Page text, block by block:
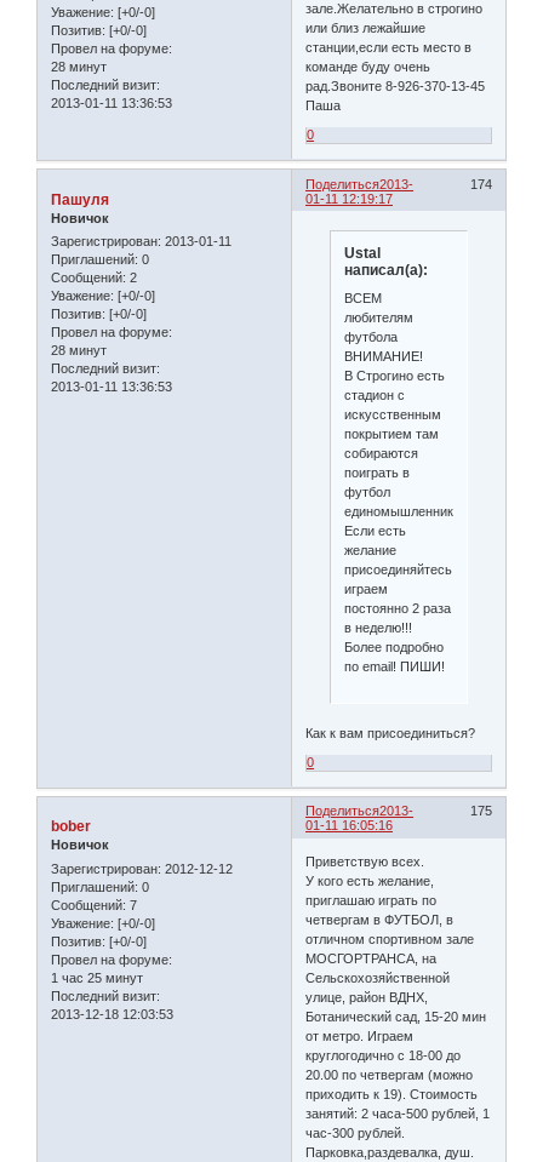
Уважение: [+0/-0]
Позитив: [+0/-0]
Провел на форуме:
28 минут
Последний визит:
2013-01-11 13:36:53
зале.Желательно в строгино
или близ лежайшие
станции,если есть место в
команде буду очень
рад.Звоните 8-926-370-13-45
Паша
0
Поделиться 174
2013-
01-11 12:19:17
Пашуля
Новичок
Зарегистрирован: 2013-01-11
Приглашений: 0
Сообщений: 2
Уважение: [+0/-0]
Позитив: [+0/-0]
Провел на форуме:
28 минут
Последний визит:
2013-01-11 13:36:53
Ustal
написал(а):
ВСЕМ
любителям
футбола
ВНИМАНИЕ!
В Строгино есть
стадион с
искусственным
покрытием там
собираются
поиграть в
футбол
единомышленники!
Если есть
желание
присоединяйтесь,
играем
постоянно 2 раза
в неделю!!!
Более подробно
по email! ПИШИ!
Как к вам присоединиться?
0
Поделиться 175
2013-
01-11 16:05:16
bober
Новичок
Зарегистрирован: 2012-12-12
Приглашений: 0
Сообщений: 7
Уважение: [+0/-0]
Позитив: [+0/-0]
Провел на форуме:
1 час 25 минут
Последний визит:
2013-12-18 12:03:53
Приветствую всех.
У кого есть желание,
приглашаю играть по
четвергам в ФУТБОЛ, в
отличном спортивном зале
МОСГОРТРАНСА, на
Сельскохозяйственной
улице, район ВДНХ,
Ботанический сад, 15-20 мин
от метро. Играем
круглогодично с 18-00 до
20.00 по четвергам (можно
приходить к 19). Стоимость
занятий: 2 часа-500 рублей, 1
час-300 рублей.
Парковка,раздевалка, душ.